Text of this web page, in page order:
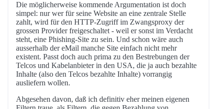
Die möglicherweise kommende Argumentation ist doch
simpel: nur wer für seine Website an eine zentrale Stelle
zahlt, wird für den HTTP-Zugriff im Zwangsproxy der
grossen Provider freigeschaltet - weil er sonst im Verdacht
steht, eine Phishing-Site zu sein. Und schon wäre auch
ausserhalb der eMail manche Site einfach nicht mehr
existent. Passt doch auch prima zu den Bestrebungen der
Telcos und Kabelanbieter in den USA, die ja auch bezahlte
Inhalte (also den Telcos bezahlte Inhalte) vorrangig
ausliefern wollen.
Abgesehen davon, daß ich definitiv eher meinen eigenen